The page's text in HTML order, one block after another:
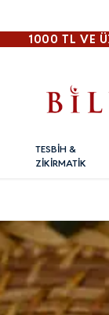
1000 TL VE
TESBİH &
ZİKİRMATİK